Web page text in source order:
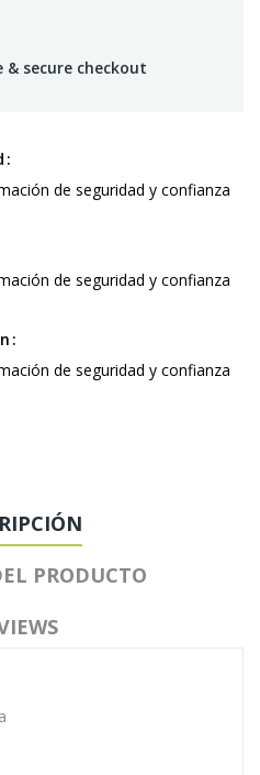
secure checkout
de seguridad y confianza
de seguridad y confianza
de seguridad y confianza
PRODUCTO